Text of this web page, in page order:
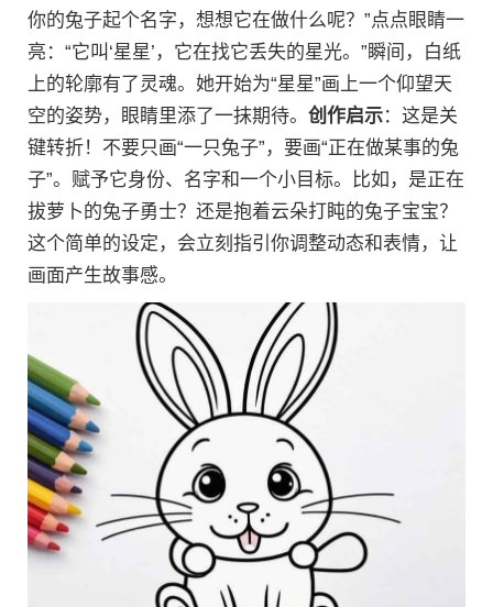
你的兔子起个名字，想想它在做什么呢？”点点眼睛一
亮：“它叫‘星星’，它在找它丢失的星光。”瞬间，白纸
上的轮廓有了灵魂。她开始为“星星”画上一个仰望天
空的姿势，眼睛里添了一抹期待。 创作启示：这是关
键转折！不要只画“一只兔子”，要画“正在做某事的兔
子”。赋予它身份、名字和一个小目标。比如，是正在
拔萝卜的兔子勇士？还是抱着云朵打盹的兔子宝宝？
这个简单的设定，会立刻指引你调整动态和表情，让
画面产生故事感。